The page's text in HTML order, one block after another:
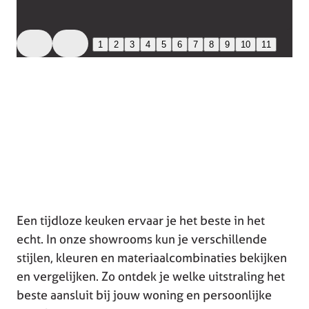
1 2 3 4 5 6 7 8 9 10 11
Een tijdloze keuken ervaar je het beste in het
echt. In onze showrooms kun je verschillende
stijlen, kleuren en materiaalcombinaties bekijken
en vergelijken. Zo ontdek je welke uitstraling het
beste aansluit bij jouw woning en persoonlijke